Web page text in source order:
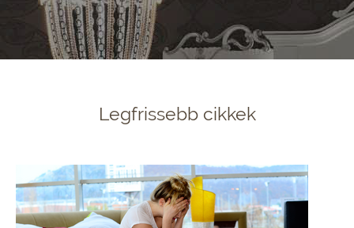
Legfrissebb cikkek